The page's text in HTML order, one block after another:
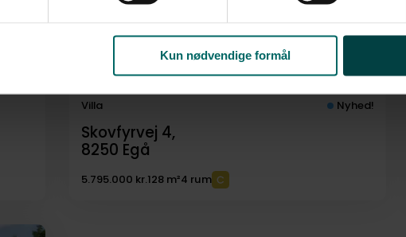
Kun nødvendige formål
Villa Nyhed!
Skovfyrvej 4,
8250 Egå
5.795.000 kr.128 m²4 rum